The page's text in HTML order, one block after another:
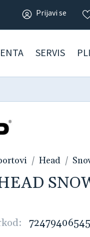
Prijavi se
SERVIS
Head